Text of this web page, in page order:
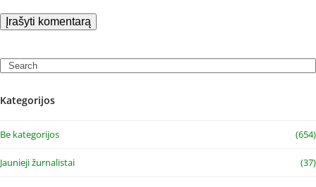
Search
Kategorijos
Be kategorijos (654)
Jaunieji žurnalistai (37)